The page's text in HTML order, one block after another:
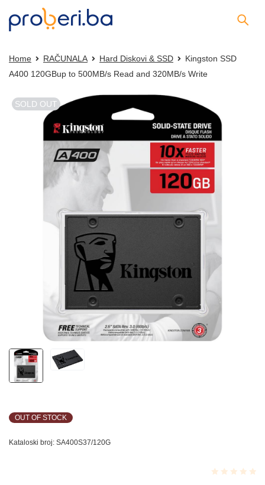
Home RAČUNALA Hard Diskovi & SSD
Kingston SSD
A400 120GBup to 500MB/s Read and 320MB/s Write
SOLD OUT
OUT OF STOCK
Kataloski broj: SA400S37/120G